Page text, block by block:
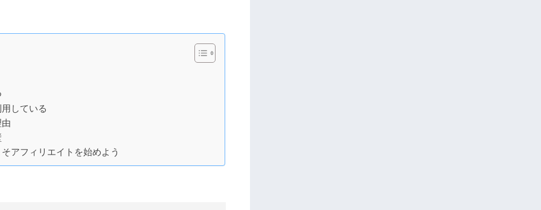
している
アフィリエイトを始めよう